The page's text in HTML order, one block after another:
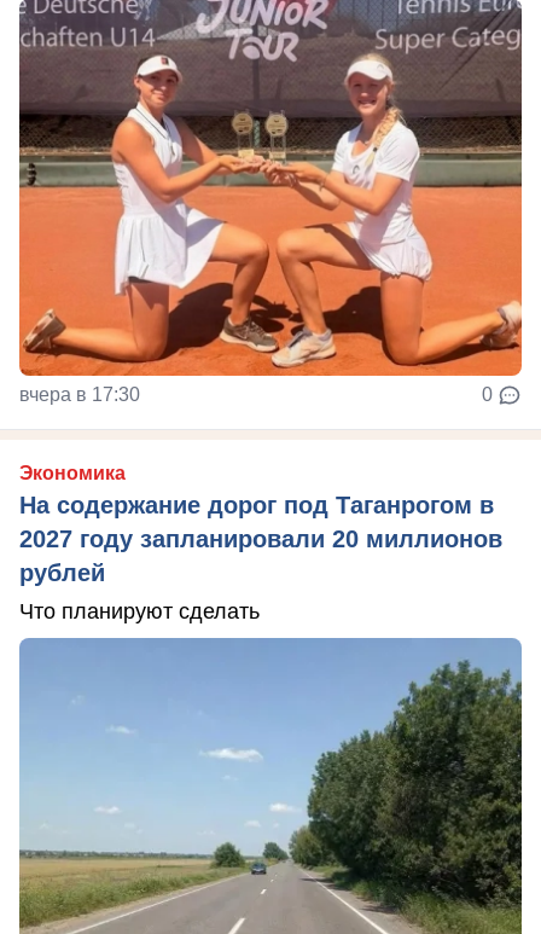
вчера в 17:30 0
Экономика
На содержание дорог под Таганрогом в
2027 году запланировали 20 миллионов
рублей
Что планируют сделать